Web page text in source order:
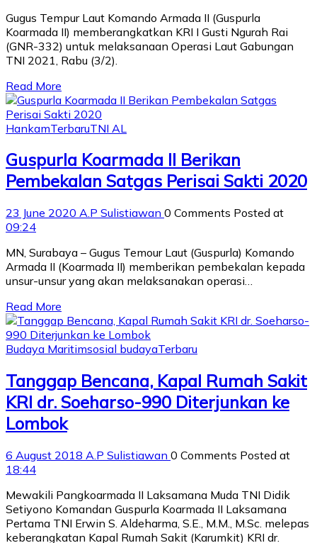
Gugus Tempur Laut Komando Armada II (Guspurla
Koarmada II) memberangkatkan KRI I Gusti Ngurah Rai
(GNR-332) untuk melaksanaan Operasi Laut Gabungan
TNI 2021, Rabu (3/2).
Read More
HankamTerbaruTNI AL
Guspurla Koarmada II Berikan
Pembekalan Satgas Perisai Sakti 2020
23 June 2020 A.P Sulistiawan 0 Comments Posted at
09:24
MN, Surabaya – Gugus Temour Laut (Guspurla) Komando
Armada II (Koarmada II) memberikan pembekalan kepada
unsur-unsur yang akan melaksanakan operasi…
Read More
Budaya Maritimsosial budayaTerbaru
Tanggap Bencana, Kapal Rumah Sakit
KRI dr. Soeharso-990 Diterjunkan ke
Lombok
6 August 2018 A.P Sulistiawan 0 Comments Posted at
18:44
Mewakili Pangkoarmada II Laksamana Muda TNI Didik
Setiyono Komandan Guspurla Koarmada II Laksamana
Pertama TNI Erwin S. Aldeharma, S.E., M.M., M.Sc. melepas
keberangkatan Kapal Rumah Sakit (Karumkit) KRI dr.